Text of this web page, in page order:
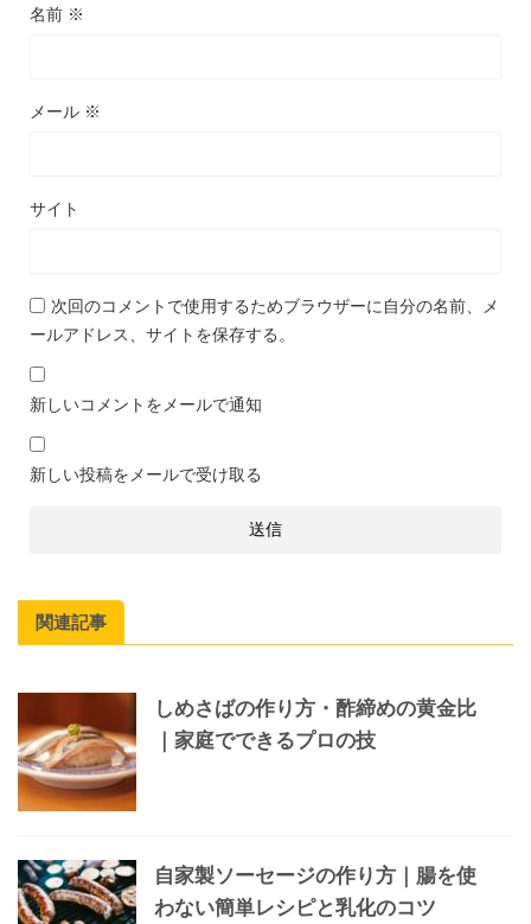
名前 ※
メール ※
サイト
次回のコメントで使用するためブラウザーに自分の名前、メ
ールアドレス、サイトを保存する。
新しいコメントをメールで通知
新しい投稿をメールで受け取る
関連記事
しめさばの作り方・酢締めの黄金比
｜家庭でできるプロの技
自家製ソーセージの作り方｜腸を使
わない簡単レシピと乳化のコツ